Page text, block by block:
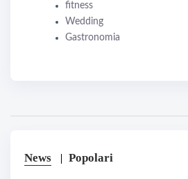
fitness
Wedding
Gastronomia
News Popolari